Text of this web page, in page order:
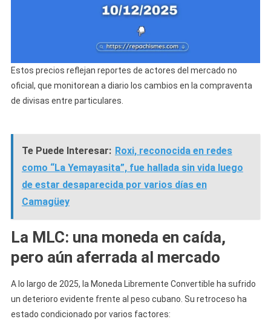
Estos precios reflejan reportes de actores del mercado no
oficial, que monitorean a diario los cambios en la compraventa
de divisas entre particulares.
Te Puede Interesar: Roxi, reconocida en redes
como “La Yemayasita”, fue hallada sin vida luego
de estar desaparecida por varios días en
Camagüey
La MLC: una moneda en caída,
pero aún aferrada al mercado
A lo largo de 2025, la Moneda Libremente Convertible ha sufrido
un deterioro evidente frente al peso cubano. Su retroceso ha
estado condicionado por varios factores: